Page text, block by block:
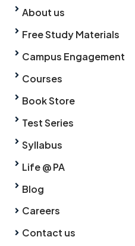
About us
Free Study Materials
Campus Engagement
Courses
Book Store
Test Series
Syllabus
Life @ PA
Blog
Careers
Contact us